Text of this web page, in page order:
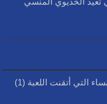
التي أتقنت اللعبة (1)